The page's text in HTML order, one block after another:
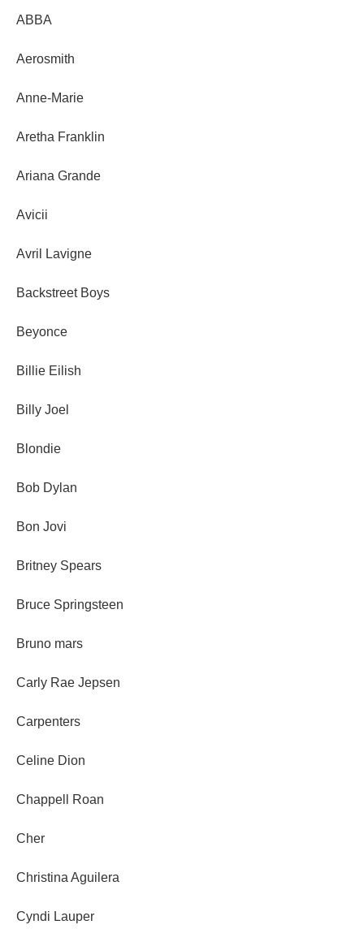
ABBA
Aerosmith
Anne-Marie
Aretha Franklin
Ariana Grande
Avicii
Avril Lavigne
Backstreet Boys
Beyonce
Billie Eilish
Billy Joel
Blondie
Bob Dylan
Bon Jovi
Britney Spears
Bruce Springsteen
Bruno mars
Carly Rae Jepsen
Carpenters
Celine Dion
Chappell Roan
Cher
Christina Aguilera
Cyndi Lauper